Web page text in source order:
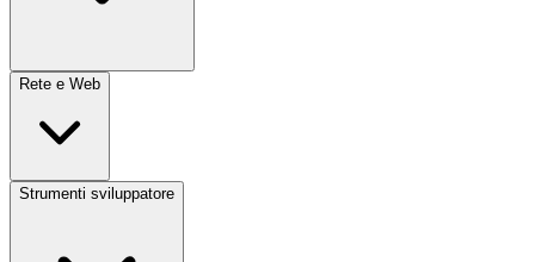
Rete e Web
Strumenti sviluppatore